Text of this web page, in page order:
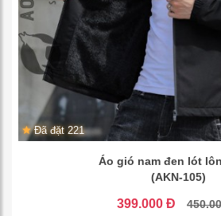
Đã đặt 221
Áo gió nam đen lót
(AKN-105)
399.000 Đ